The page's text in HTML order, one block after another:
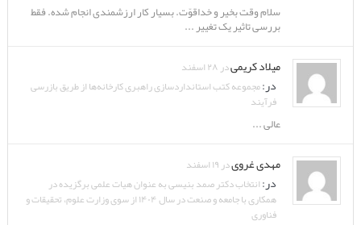
سلام وقت بخیر و خداقوّت. بسیار کار ارزشمندی انجام شده. فقط
بررسی تاثیر یک تغییر ...
میلاد کریمیدر ۲۸ اسفند
در:مجموعه کتب استانداردسازی راهبری کارخانه‌ها از طریق بازرسی
فرآیند
عالی ...
مهدی غرویدر ۱۹ اسفند
در:انتخاب دکتر صمد بنیسی به عنوان هیات علمی برگزیده در
همکاری با جامعه و صنعت در سال ۱۴۰۴ از سوی وزارت علوم، تحقیقات و
فناوری